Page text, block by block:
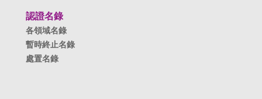
認證名錄
各領域名錄
暫時終止名錄
處置名錄